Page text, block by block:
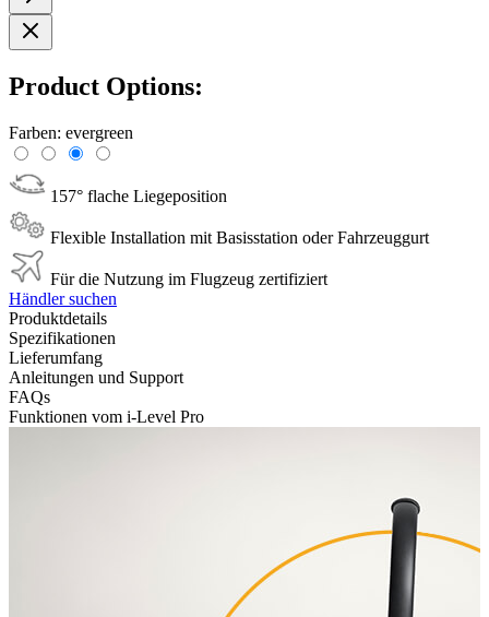
Product Options:
Farben: evergreen
157° flache Liegeposition
Flexible Installation mit Basisstation oder Fahrzeuggurt
Für die Nutzung im Flugzeug zertifiziert
Händler suchen
Produktdetails
Spezifikationen
Lieferumfang
Anleitungen und Support
FAQs
Funktionen vom i-Level Pro